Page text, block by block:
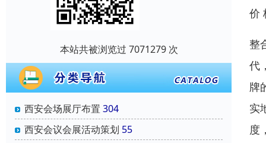
本站共被浏览过 7071279 次
西安会场展厅布置 304
西安会议会展活动策划 55
价
整
代
牌
实
度